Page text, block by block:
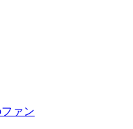
ァン